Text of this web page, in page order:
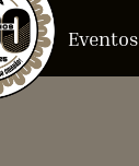
Eventos